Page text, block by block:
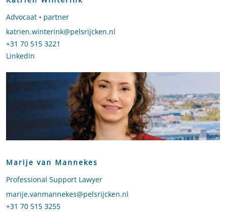
Advocaat • partner
Stuur een e-mail naar Katrien Winterink
katrien.winterink@pelsrijcken.nl
Bel naar Katrien Winterink
+31 70 515 3221
LinkedIn
Marije van Mannekes
Professional Support Lawyer
Stuur een e-mail naar Marije van Mannekes
marije.vanmannekes@pelsrijcken.nl
Bel naar Marije van Mannekes
+31 70 515 3255